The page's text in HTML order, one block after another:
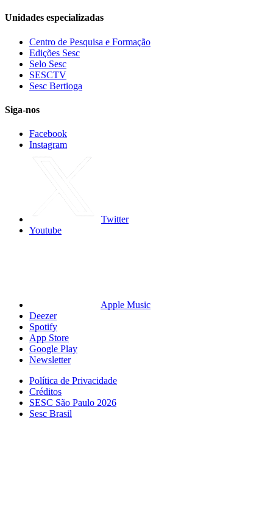
Unidades especializadas
Centro de Pesquisa e Formação
Edições Sesc
Selo Sesc
SESCTV
Sesc Bertioga
Siga-nos
Facebook
Instagram
Twitter
Youtube
Apple Music
Deezer
Spotify
App Store
Google Play
Newsletter
Política de Privacidade
Créditos
SESC São Paulo 2026
Sesc Brasil